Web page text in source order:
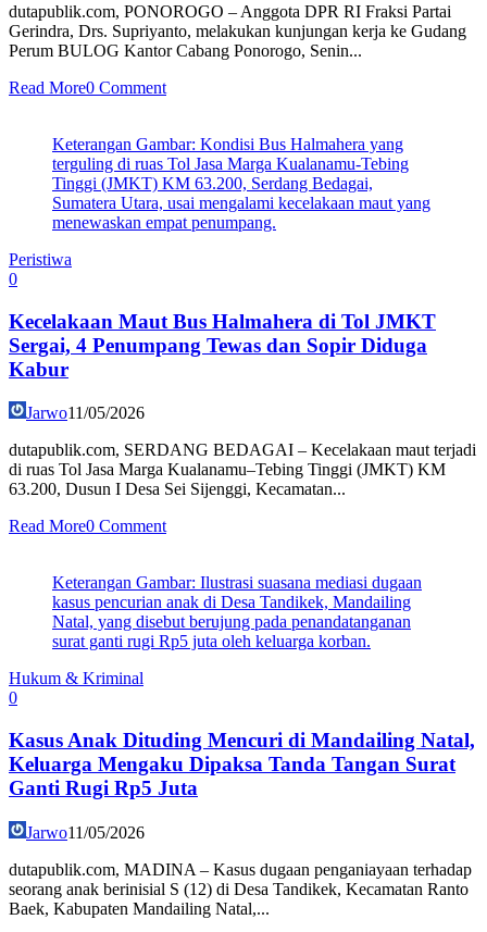
dutapublik.com, PONOROGO – Anggota DPR RI Fraksi Partai
Gerindra, Drs. Supriyanto, melakukan kunjungan kerja ke Gudang
Perum BULOG Kantor Cabang Ponorogo, Senin...
Read More0 Comment
Keterangan Gambar: Kondisi Bus Halmahera yang
terguling di ruas Tol Jasa Marga Kualanamu-Tebing
Tinggi (JMKT) KM 63.200, Serdang Bedagai,
Sumatera Utara, usai mengalami kecelakaan maut yang
menewaskan empat penumpang.
Peristiwa
0
Kecelakaan Maut Bus Halmahera di Tol JMKT
Sergai, 4 Penumpang Tewas dan Sopir Diduga
Kabur
Jarwo11/05/2026
dutapublik.com, SERDANG BEDAGAI – Kecelakaan maut terjadi
di ruas Tol Jasa Marga Kualanamu–Tebing Tinggi (JMKT) KM
63.200, Dusun I Desa Sei Sijenggi, Kecamatan...
Read More0 Comment
Keterangan Gambar: Ilustrasi suasana mediasi dugaan
kasus pencurian anak di Desa Tandikek, Mandailing
Natal, yang disebut berujung pada penandatanganan
surat ganti rugi Rp5 juta oleh keluarga korban.
Hukum & Kriminal
0
Kasus Anak Dituding Mencuri di Mandailing Natal,
Keluarga Mengaku Dipaksa Tanda Tangan Surat
Ganti Rugi Rp5 Juta
Jarwo11/05/2026
dutapublik.com, MADINA – Kasus dugaan penganiayaan terhadap
seorang anak berinisial S (12) di Desa Tandikek, Kecamatan Ranto
Baek, Kabupaten Mandailing Natal,...